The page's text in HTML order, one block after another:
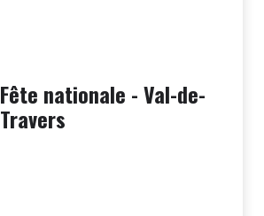
Fête nationale - Val-de-
Travers